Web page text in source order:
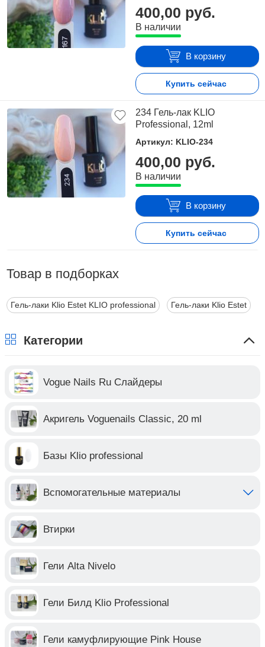
400,00 руб.
В наличии
В корзину
Купить сейчас
234 Гель-лак KLIO
Professional, 12ml
Артикул: KLIO-234
400,00 руб.
В наличии
В корзину
Купить сейчас
Товар в подборках
Гель-лаки Klio Estet KLIO professional Гель-лаки Klio Estet
Категории
Vogue Nails Ru Слайдеры
Акригель Voguenails Classic, 20 ml
Базы Klio professional
Вспомогательные материалы
Втирки
Гели Alta Nivelo
Гели Билд Klio Professional
Гели камуфлирующие Pink House